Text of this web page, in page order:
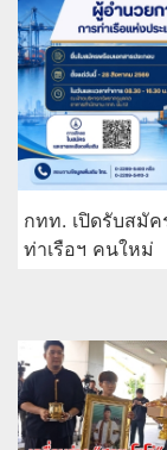
กทท. เปิดรับสมัค
ท่าเรือฯ คนใหม่